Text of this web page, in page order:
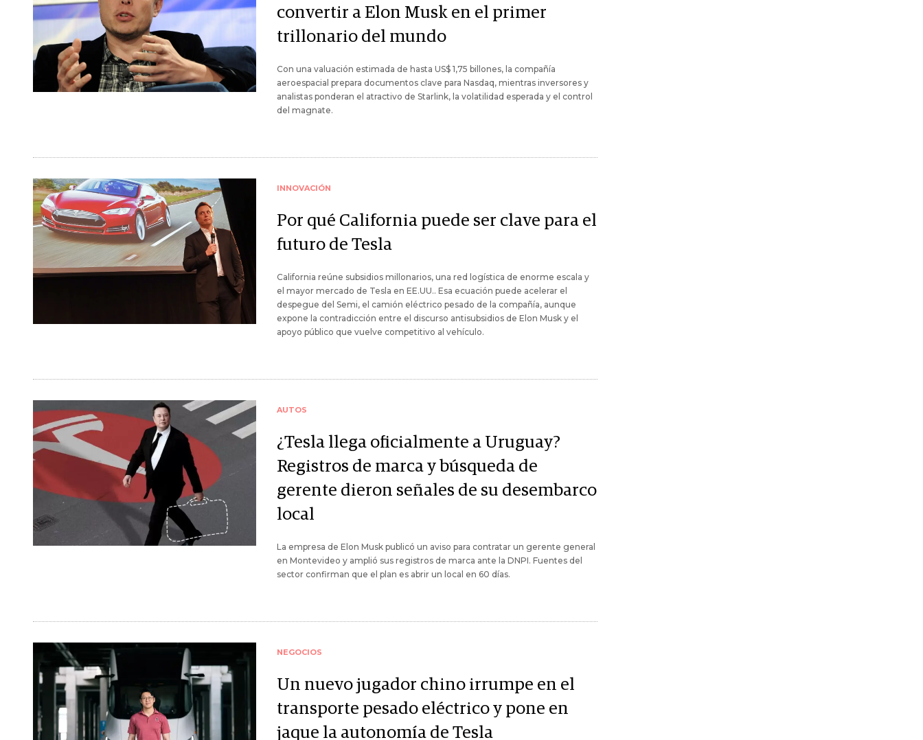
convertir a Elon Musk en el primer
trillonario del mundo
Con una valuación estimada de hasta US$ 1,75 billones, la compañía
aeroespacial prepara documentos clave para Nasdaq, mientras inversores y
analistas ponderan el atractivo de Starlink, la volatilidad esperada y el control
del magnate.
INNOVACIÓN
Por qué California puede ser clave para el
futuro de Tesla
California reúne subsidios millonarios, una red logística de enorme escala y
el mayor mercado de Tesla en EE.UU.. Esa ecuación puede acelerar el
despegue del Semi, el camión eléctrico pesado de la compañía, aunque
expone la contradicción entre el discurso antisubsidios de Elon Musk y el
apoyo público que vuelve competitivo al vehículo.
AUTOS
¿Tesla llega oficialmente a Uruguay?
Registros de marca y búsqueda de
gerente dieron señales de su desembarco
local
La empresa de Elon Musk publicó un aviso para contratar un gerente general
en Montevideo y amplió sus registros de marca ante la DNPI. Fuentes del
sector confirman que el plan es abrir un local en 60 días.
NEGOCIOS
Un nuevo jugador chino irrumpe en el
transporte pesado eléctrico y pone en
jaque la autonomía de Tesla